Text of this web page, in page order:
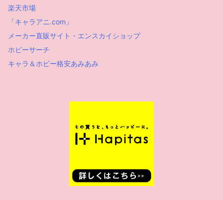
楽天市場
「キャラアニ.com」
メーカー直販サイト・エンスカイショップ
ホビーサーチ
キャラ＆ホビー格安あみあみ